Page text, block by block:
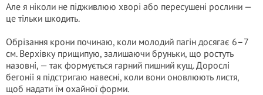
Але я ніколи не підживлюю хворі або пересушені рослини —
це тільки шкодить.
Обрізання крони починаю, коли молодий пагін досягає 6–7
см. Верхівку прищипую, залишаючи бруньки, що ростуть
назовні, — так формується гарний пишний кущ. Дорослі
бегонії я підстригаю навесні, коли вони оновлюють листя,
щоб надати їм охайної форми.